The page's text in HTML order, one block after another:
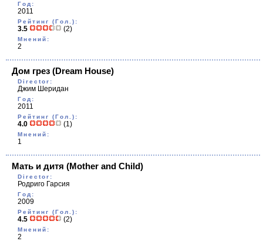
Год:
2011
Рейтинг (Гол.):
3.5 (2)
Мнений:
2
Дом грез (Dream House)
Director:
Джим Шеридан
Год:
2011
Рейтинг (Гол.):
4.0 (1)
Мнений:
1
Мать и дитя (Mother and Child)
Director:
Родриго Гарсия
Год:
2009
Рейтинг (Гол.):
4.5 (2)
Мнений:
2